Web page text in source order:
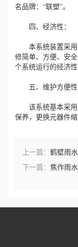
名品牌：“联塑”。
四、经济性：
本系统装置采用
修简单、方便、安
个系统运行的经济性
五、维护方便性
该系统基本采用
保养，更换元器件
上一篇： 鹤壁雨
下一篇： 焦作雨